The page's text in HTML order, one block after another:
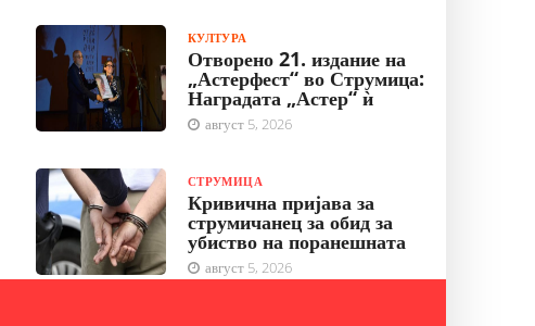
КУЛТУРА
Отворено 21. издание на
„Астерфест“ во Струмица:
Наградата „Астер“ ѝ
август 5, 2026
СТРУМИЦА
Кривична пријава за
струмичанец за обид за
убиство на поранешната
август 5, 2026